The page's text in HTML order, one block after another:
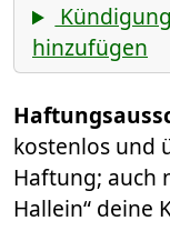
hinzufügen
kostenlos und
Haftung; auch
Hallein“ deine